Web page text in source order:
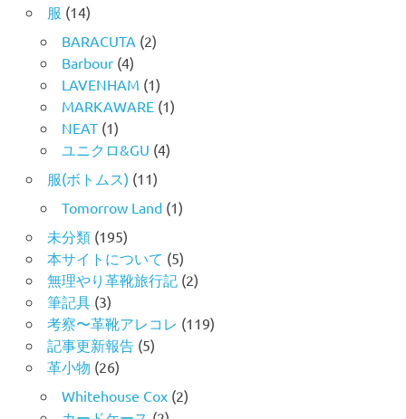
服 (14)
BARACUTA (2)
Barbour(4)
LAVENHAM (1)
MARKAWARE(1)
NEAT(1)
ユニクロ&GU (4)
服(ボトムス) (11)
Tomorrow Land(1)
未分類(195)
本サイトについて (5)
無理やり革靴旅行記 (2)
筆記具(3)
考察〜革靴アレコレ (119)
記事更新報告(5)
革小物 (26)
Whitehouse Cox(2)